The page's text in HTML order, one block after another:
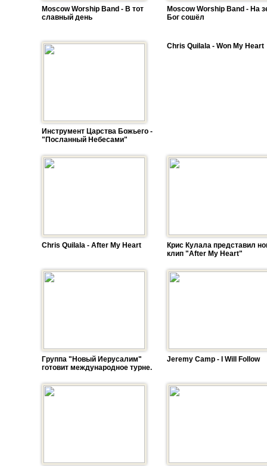
Moscow Worship Band - В тот
славный день
Moscow Worship Band - На
Бог сошёл
Инструмент Царства Божьего -
"Посланный Небесами"
Chris Quilala - Won My Heart
Chris Quilala - After My Heart
Крис Кулала представил
клип "After My Heart"
Группа "Новый Иерусалим"
готовит международное турне.
Jeremy Camp - I Will Follow